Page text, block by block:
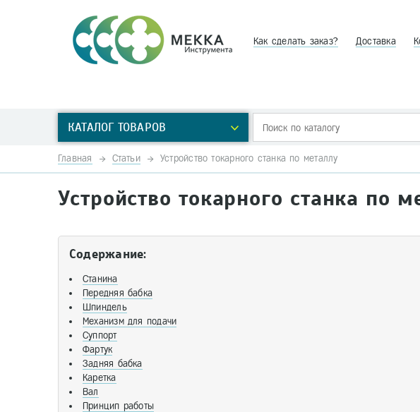
Как сделать заказ? Доставка
КАТАЛОГ ТОВАРОВ
Главная Статьи Устройство токарного станка по металлу
Устройство токарного станка по
Содержание:
Станина
Передняя бабка
Шпиндель
Механизм для подачи
Суппорт
Фартук
Задняя бабка
Каретка
Вал
Принцип работы